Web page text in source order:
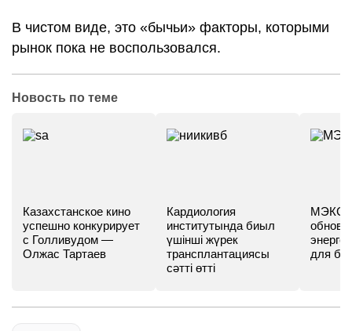
В чистом виде, это «бычьи» факторы, которыми
рынок пока не воспользовался.
Новость по теме
Казахстанское кино
успешно конкурирует
с Голливудом —
Олжас Тартаев
Кардиология
институтында биыл
үшінші жүрек
трансплантациясы
сәтті өтті
МЭКС -
для